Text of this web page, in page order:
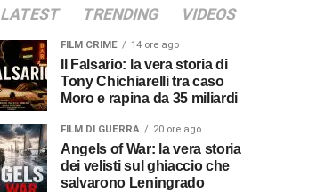
LATEST TRENDING VIDEOS
FILM CRIME 14 ore ago
Tony Chichiarelli tra caso
Moro e rapina da 35 miliardi
FILM DI GUERRA 20 ore ago
Angels of War: la vera storia
dei velisti sul ghiaccio che
salvarono Leningrado